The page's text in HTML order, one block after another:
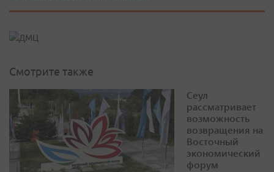
Смотрите также
Сеул
рассматривает
возможность
возвращения на
Восточный
экономический
форум